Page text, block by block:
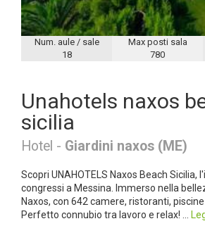
Num. aule / sale
18
Max posti sala
780
Unahotels naxos
sicilia
Hotel - Giardini naxos (ME)
Scopri UNAHOTELS Naxos Beach Sicilia,
congressi a Messina. Immerso nella
Naxos, con 642 camere, ristoranti,
Perfetto connubio tra lavoro e relax! ...